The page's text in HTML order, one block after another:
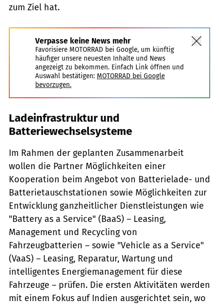
zum Ziel hat.
Verpasse keine News mehr
Favorisiere MOTORRAD bei Google, um künftig
häufiger unsere neuesten Inhalte und News
angezeigt zu bekommen. Einfach Link öffnen und
Auswahl bestätigen: MOTORRAD bei Google
bevorzugen.
Ladeinfrastruktur und
Batteriewechselsysteme
Im Rahmen der geplanten Zusammenarbeit
wollen die Partner Möglichkeiten einer
Kooperation beim Angebot von Batterielade- und
Batterietauschstationen sowie Möglichkeiten zur
Entwicklung ganzheitlicher Dienstleistungen wie
"Battery as a Service" (BaaS) – Leasing,
Management und Recycling von
Fahrzeugbatterien – sowie "Vehicle as a Service"
(VaaS) – Leasing, Reparatur, Wartung und
intelligentes Energiemanagement für diese
Fahrzeuge – prüfen. Die ersten Aktivitäten werden
mit einem Fokus auf Indien ausgerichtet sein, wo